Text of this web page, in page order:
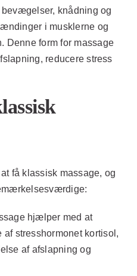
knådning og
i musklerne og
Denne form for massage
reducere stress
få klassisk massage, og
hjælper med at
af stresshormonet kortisol,
af afslapning og